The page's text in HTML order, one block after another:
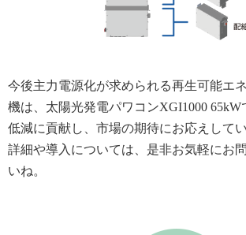
今後主力電源化が求められる再生可能エ
機は、太陽光発電パワコンXGI1000 65kW
低減に貢献し、市場の期待にお応えして
詳細や導入については、是非お気軽にお
いね。